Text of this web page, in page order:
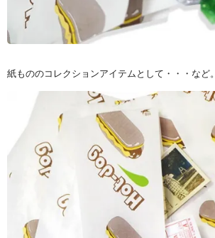
紙もののコレクションアイテムとして・・・など。